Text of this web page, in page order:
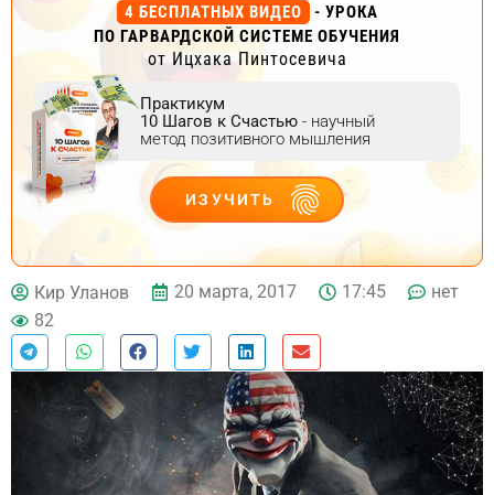
4 БЕСПЛАТНЫХ ВИДЕО
- УРОКА
ПО ГАРВАРДСКОЙ СИСТЕМЕ ОБУЧЕНИЯ
от Ицхака Пинтосевича
Практикум
10 Шагов к Счастью - научный
метод позитивного мышления
ИЗУЧИТЬ
ДЕЙСТВУЙ
Кир Уланов 20 марта, 2017 17:45
нет
82